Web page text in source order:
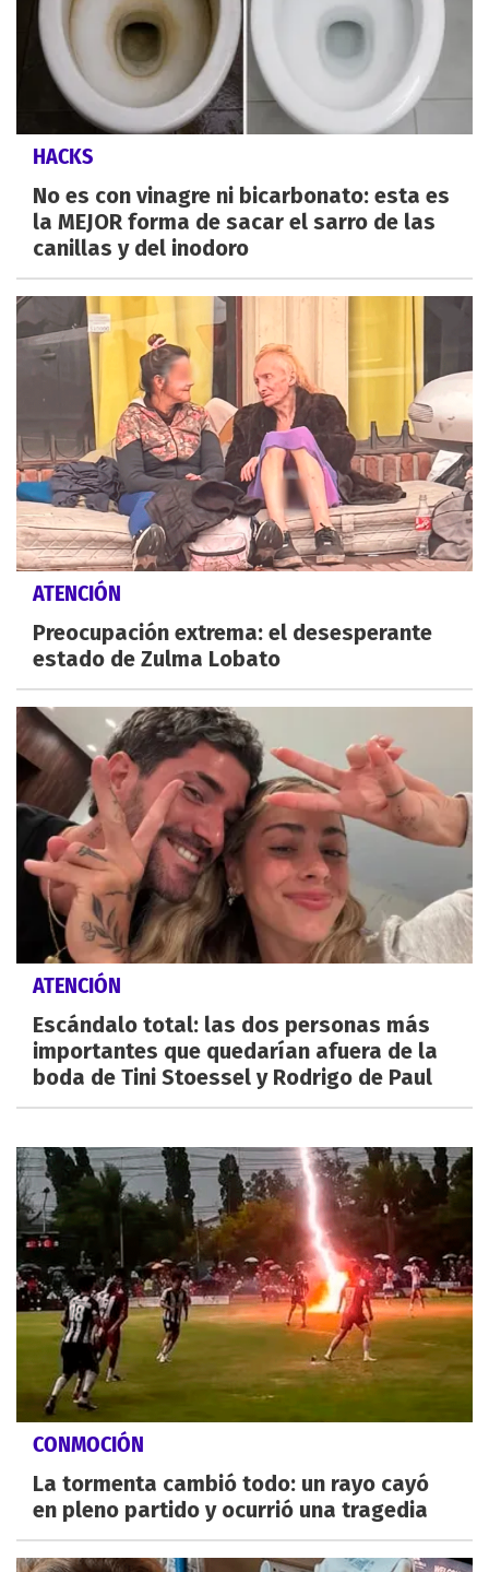
HACKS
No es con vinagre ni bicarbonato: esta es
la MEJOR forma de sacar el sarro de las
canillas y del inodoro
ATENCIÓN
Preocupación extrema: el desesperante
estado de Zulma Lobato
ATENCIÓN
Escándalo total: las dos personas más
importantes que quedarían afuera de la
boda de Tini Stoessel y Rodrigo de Paul
CONMOCIÓN
La tormenta cambió todo: un rayo cayó
en pleno partido y ocurrió una tragedia